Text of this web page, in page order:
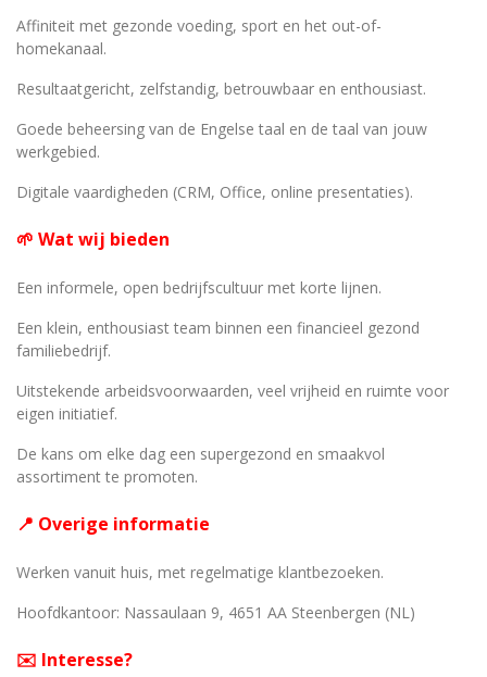
Affiniteit met gezonde voeding, sport en het out-of-
homekanaal.
Resultaatgericht, zelfstandig, betrouwbaar en enthousiast.
Goede beheersing van de Engelse taal en de taal van jouw
werkgebied.
Digitale vaardigheden (CRM, Office, online presentaties).
🌱 Wat wij bieden
Een informele, open bedrijfscultuur met korte lijnen.
Een klein, enthousiast team binnen een financieel gezond
familiebedrijf.
Uitstekende arbeidsvoorwaarden, veel vrijheid en ruimte voor
eigen initiatief.
De kans om elke dag een supergezond en smaakvol
assortiment te promoten.
📍 Overige informatie
Werken vanuit huis, met regelmatige klantbezoeken.
Hoofdkantoor: Nassaulaan 9, 4651 AA Steenbergen (NL)
✉️ Interesse?